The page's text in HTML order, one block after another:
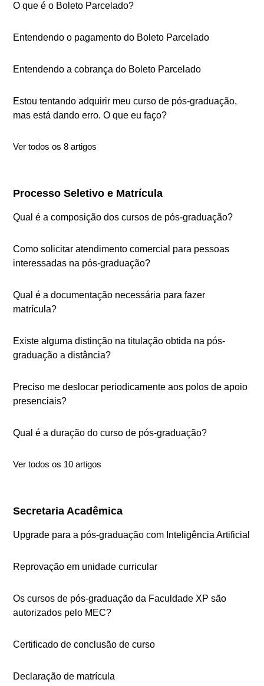
O que é o Boleto Parcelado?
Entendendo o pagamento do Boleto Parcelado
Entendendo a cobrança do Boleto Parcelado
Estou tentando adquirir meu curso de pós-graduação,
mas está dando erro. O que eu faço?
Ver todos os 8 artigos
Processo Seletivo e Matrícula
Qual é a composição dos cursos de pós-graduação?
Como solicitar atendimento comercial para pessoas
interessadas na pós-graduação?
Qual é a documentação necessária para fazer
matrícula?
Existe alguma distinção na titulação obtida na pós-
graduação a distância?
Preciso me deslocar periodicamente aos polos de apoio
presenciais?
Qual é a duração do curso de pós-graduação?
Ver todos os 10 artigos
Secretaria Acadêmica
Upgrade para a pós-graduação com Inteligência Artificial
Reprovação em unidade curricular
Os cursos de pós-graduação da Faculdade XP são
autorizados pelo MEC?
Certificado de conclusão de curso
Declaração de matrícula